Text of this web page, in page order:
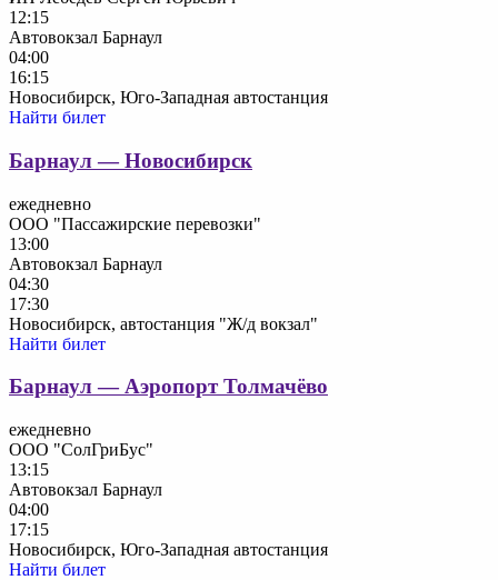
12:15
Автовокзал Барнаул
04:00
16:15
Новосибирск, Юго-Западная автостанция
Найти билет
Барнаул — Новосибирск
ежедневно
ООО "Пассажирские перевозки"
13:00
Автовокзал Барнаул
04:30
17:30
Новосибирск, автостанция "Ж/д вокзал"
Найти билет
Барнаул — Аэропорт Толмачёво
ежедневно
ООО "СолГриБус"
13:15
Автовокзал Барнаул
04:00
17:15
Новосибирск, Юго-Западная автостанция
Найти билет